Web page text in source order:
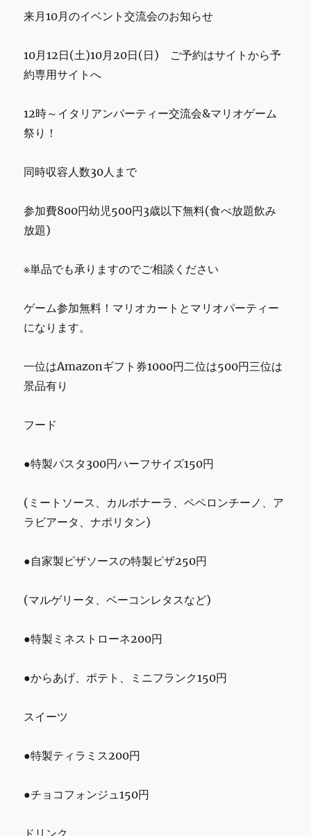
定
す。
来月10月のイベント交流会のお知らせ
10月12日(土)10月20日(日) ご予約はサイトから予
約専用サイトへ
12時～イタリアンパーティー交流会&マリオゲーム
祭り！
同時収容人数30人まで
参加費800円幼児500円3歳以下無料(食べ放題飲み
放題)
※単品でも承りますのでご相談ください
ゲーム参加無料！マリオカートとマリオパーティー
になります。
一位はAmazonギフト券1000円二位は500円三位は
景品有り
フード
●特製パスタ300円ハーフサイズ150円
(ミートソース、カルボナーラ、ペペロンチーノ、ア
ラビアータ、ナポリタン)
●自家製ピザソースの特製ピザ250円
(マルゲリータ、ベーコンレタスなど)
●特製ミネストローネ200円
●からあげ、ポテト、ミニフランク150円
スイーツ
●特製ティラミス200円
●チョコフォンジュ150円
ドリンク